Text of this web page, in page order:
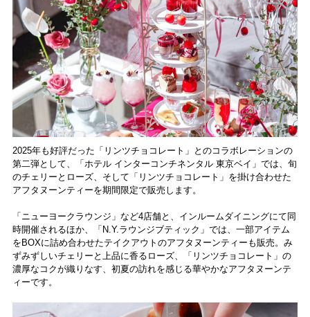
2025年も好評だった「リンツチョコレート」とのコラボレーションの
第二弾として、「ホテル インターコンチネンタル 東京ベイ」では、旬
のチェリーとローズ、そして「リンツチョコレート」を掛け合わせた
アフタヌーンティーを期間限定で販売します。
「ニューヨークラウンジ」など4店舗と、インルームダイニングにて同
時開催されるほか、「N.Y.ラウンジブティック」では、一部アイテム
をBOXに詰め合わせたテイクアウトのアフタヌーンティーも販売。み
ずみずしいチェリーと上品に香るローズ、「リンツチョコレート」の
濃厚なコクが織りなす、初夏の訪れを感じる華やかなアフタヌーンテ
ィーです。